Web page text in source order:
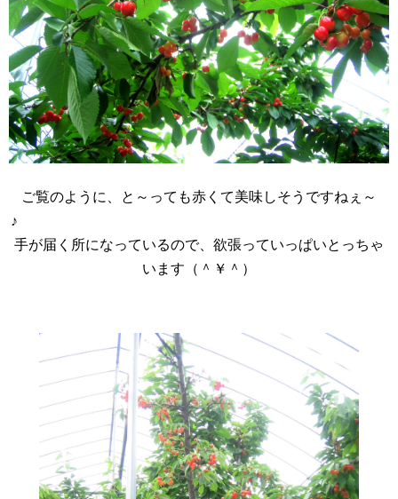
ご覧のように、と～っても赤くて美味しそうですねぇ～
♪
手が届く所になっているので、欲張っていっぱいとっちゃ
います（＾￥＾）